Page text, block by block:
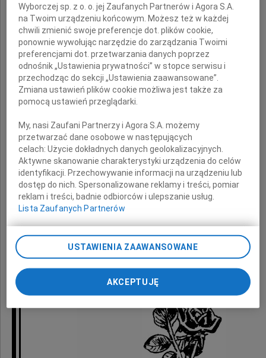
składają
Wojciech Jerzy Cichowski
Robert Urbaniak
Wojciech Nowicki
Wyborczej sp. z o. o. jej Zaufanych Partnerów i Agora S.A.
na Twoim urządzeniu końcowym. Możesz też w każdej
chwili zmienić swoje preferencje dot. plików cookie,
ponownie wywołując narzędzie do zarządzania Twoimi
preferencjami dot. przetwarzania danych poprzez
odnośnik „Ustawienia prywatności” w stopce serwisu i
przechodząc do sekcji „Ustawienia zaawansowane”.
Zmiana ustawień plików cookie możliwa jest także za
pomocą ustawień przeglądarki.
My, nasi Zaufani Partnerzy i Agora S.A. możemy
przetwarzać dane osobowe w następujących
celach:Użycie dokładnych danych geolokalizacyjnych.
Aktywne skanowanie charakterystyki urządzenia do celów
identyfikacji. Przechowywanie informacji na urządzeniu lub
dostęp do nich. Spersonalizowane reklamy i treści, pomiar
reklam i treści, badnie odbiorców i ulepszanie usług.
Lista Zaufanych Partnerów
USTAWIENIA ZAAWANSOWANE
AKCEPTUJĘ